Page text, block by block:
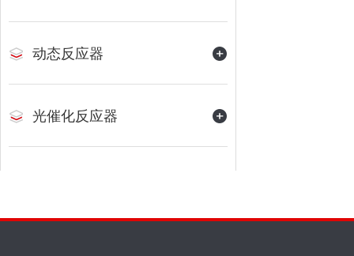
动态反应器
光催化反应器